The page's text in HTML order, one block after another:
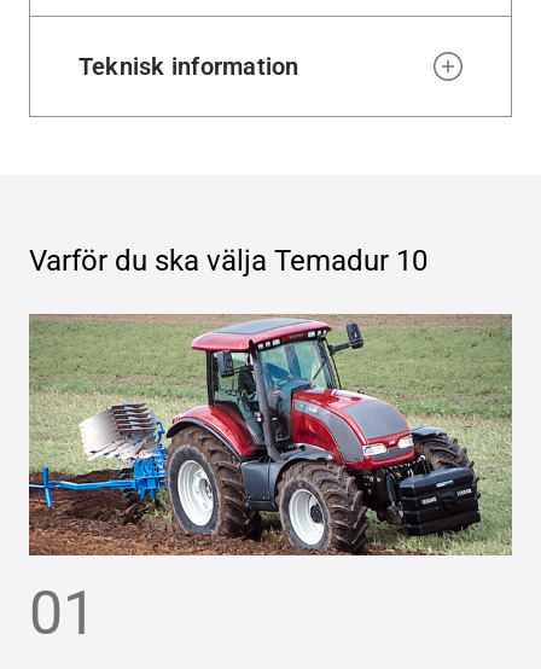
Teknisk information
Varför du ska välja Temadur 10
01